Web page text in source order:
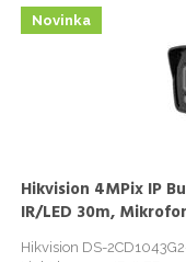
Hikvision 4MPix IP
IR/LED 30m,
Hikvision DS-
Novinka